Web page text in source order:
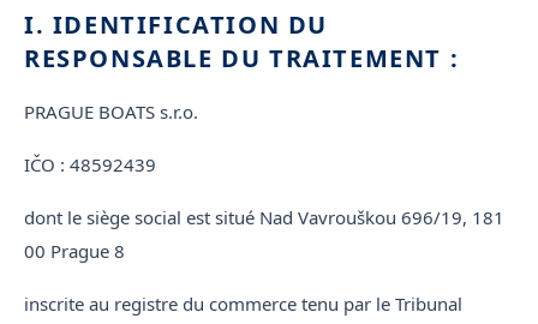
I. IDENTIFICATION DU
RESPONSABLE DU TRAITEMENT :
PRAGUE BOATS s.r.o.
IČO : 48592439
dont le siège social est situé Nad Vavrouškou 696/19, 181
00 Prague 8
inscrite au registre du commerce tenu par le Tribunal